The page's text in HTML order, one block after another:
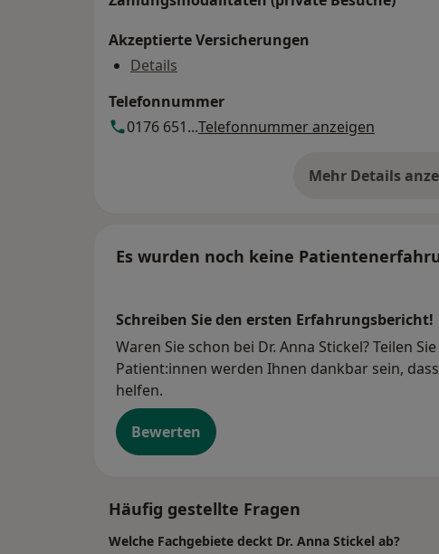
Akzeptierte Versicherungen
Details
Telefonnummer
0176 651...Telefonnummer anzeigen
Mehr Detailsüber
Es wurden noch keine
Schreiben Sie den ersten Erfahrungsbericht!
Waren Sie schon bei Dr. Anna Stickel? Teilen
Patient:innen werden Ihnen dankbar sein,
helfen.
Bewerten
Häufig gestellte Fragen
Welche Fachgebiete deckt Dr. Anna Stickel ab?